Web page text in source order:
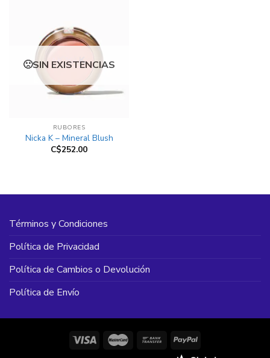
SIN EXISTENCIAS
RUBORES
Nicka K – Mineral Blush
C$252.00
Términos y Condiciones
Política de Privacidad
Política de Cambios o Devolución
Política de Envío